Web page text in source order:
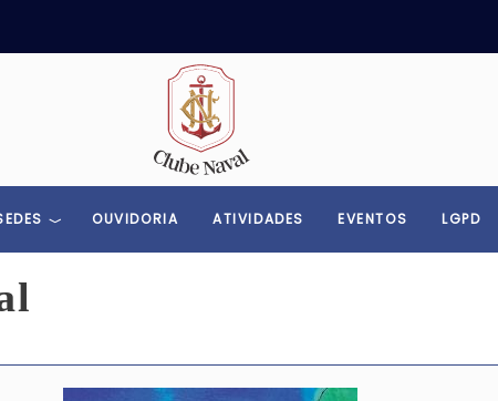
Toggle menu
OUVIDORIA ATIVIDADES EVENTOS LGPD